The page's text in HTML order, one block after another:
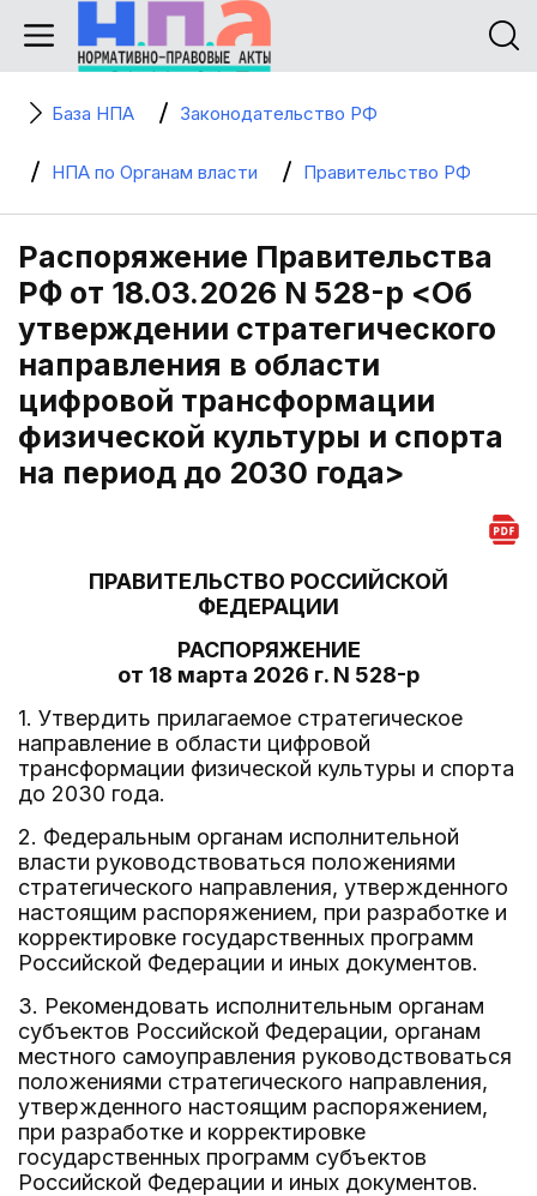
База НПА Законодательство РФ
НПА по Органам власти Правительство РФ
Распоряжение Правительства
РФ от 18.03.2026 N 528-р <Об
утверждении стратегического
направления в области
цифровой трансформации
физической культуры и спорта
на период до 2030 года>
ПРАВИТЕЛЬСТВО РОССИЙСКОЙ
ФЕДЕРАЦИИ
РАСПОРЯЖЕНИЕ
от 18 марта 2026 г. N 528-р
1. Утвердить прилагаемое стратегическое
направление в области цифровой
трансформации физической культуры и спорта
до 2030 года.
2. Федеральным органам исполнительной
власти руководствоваться положениями
стратегического направления, утвержденного
настоящим распоряжением, при разработке и
корректировке государственных программ
Российской Федерации и иных документов.
3. Рекомендовать исполнительным органам
субъектов Российской Федерации, органам
местного самоуправления руководствоваться
положениями стратегического направления,
утвержденного настоящим распоряжением,
при разработке и корректировке
государственных программ субъектов
Российской Федерации и иных документов.